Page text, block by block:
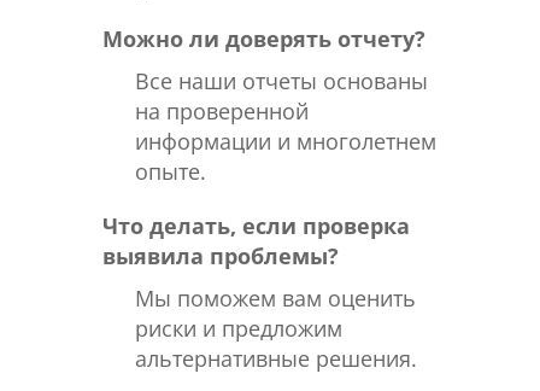
Можно ли доверять отчету?
Все наши отчеты основаны
на проверенной
информации и многолетнем
опыте.
Что делать, если проверка
выявила проблемы?
Мы поможем вам оценить
риски и предложим
альтернативные решения.